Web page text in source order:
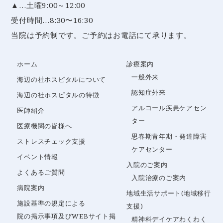
▲…土曜9:00～12:00
受付時間…8:30〜16:30
当院は予約制です。ご予約はお電話にて承ります。
ホーム
海辺の社ホスピタルについて
海辺の社ホスピタルの特徴
医師紹介
医療機関の皆様へ
ストレスチェック支援
イベント情報
よくあるご質問
病院案内
施設基準の規定による
院の掲示事項及びWEBサイト掲
診療案内
一般外来
認知症外来
アルコール疾患ケアセン
ター
思春期青年期・発達障害
ケアセンター
入院のご案内
入院治療のご案内
地域生活サポート(地域移行
支援)
精神科デイケアわくわく